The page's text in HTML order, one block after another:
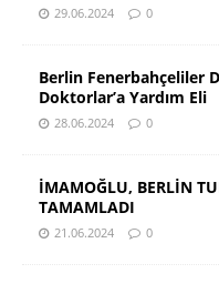
29.06.2024 0
Berlin Fenerbahçeliler
Doktorlar’a Yardım Eli
28.06.2024 0
İMAMOĞLU, BERLİN
TAMAMLADI
21.06.2024 0